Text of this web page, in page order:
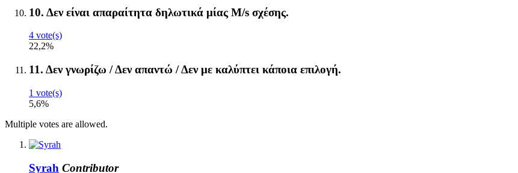
10. Δεν είναι απαραίτητα δηλωτικά μίας M/s σχέσης.
4 vote(s)
22,2%
11. Δεν γνωρίζω / Δεν απαντώ / Δεν με καλύπτει κάποια επιλογή.
1 vote(s)
5,6%
Multiple votes are allowed.
Syrah Contributor